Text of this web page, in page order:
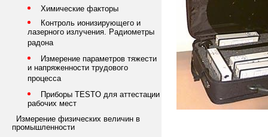
Химические факторы
Контроль ионизирующего и
лазерного излучения. Радиометры
радона
Измерение параметров тяжести
и напряженности трудового
процесса
Приборы TESTO для аттестации
рабочих мест
Измерение физических величин в
промышленности